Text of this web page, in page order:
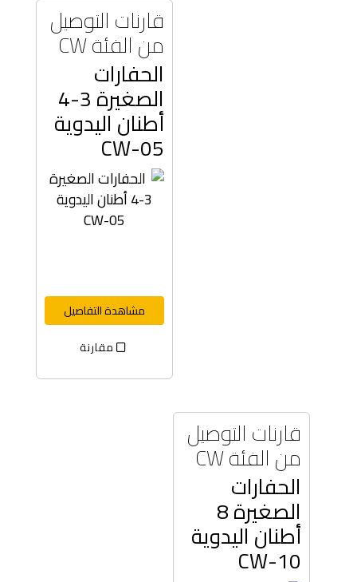
قارنات التوصيل
من الفئة CW
الحفارات
الصغيرة 3-4
أطنان اليدوية
CW-05
مشاهدة التفاصيل
مقارنة
قارنات التوصيل
من الفئة CW
الحفارات
الصغيرة 8
أطنان اليدوية
CW-10